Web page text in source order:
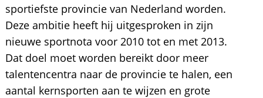
sportiefste provincie van Nederland worden.
Deze ambitie heeft hij uitgesproken in zijn
nieuwe sportnota voor 2010 tot en met 2013.
Dat doel moet worden bereikt door meer
talentencentra naar de provincie te halen, een
aantal kernsporten aan te wijzen en grote